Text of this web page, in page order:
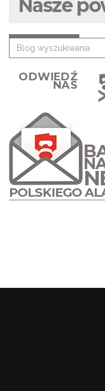
Nasze
ODWIEDŹ
NAS
POLSKIEGO